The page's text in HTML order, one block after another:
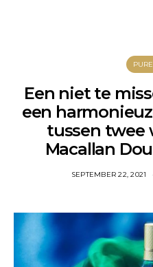
Een niet te
een
tussen twee
Macallan
SEPTEMBER 22, 2021